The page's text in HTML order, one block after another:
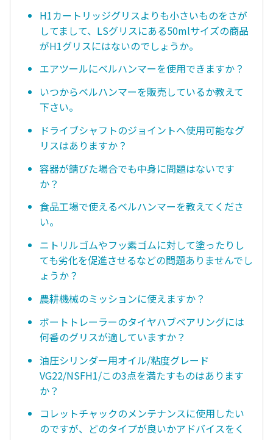
H1カートリッジグリスよりも小さいものをさが
してまして、LSグリスにある50mlサイズの商品
がH1グリスにはないのでしょうか。
エアツールにベルハンマーを使用できますか？
いつからベルハンマーを販売しているか教えて
下さい。
ドライブシャフトのジョイントへ使用可能なグ
リスはありますか？
容器が錆びた場合でも中身に問題はないです
か？
食品工場で使えるベルハンマーを教えてくださ
い。
ニトリルゴムやフッ素ゴムに対して塗ったりし
ても劣化を促進させるなどの問題ありませんでし
ょうか？
農耕機械のミッションに使えますか？
ボートトレーラーのタイヤハブベアリングには
何番のグリスが適していますか？
油圧シリンダー用オイル/粘度グレード
VG22/NSFH1/この3点を満たすものはあります
か？
コレットチャックのメンテナンスに使用したい
のですが、どのタイプが良いかアドバイスをく